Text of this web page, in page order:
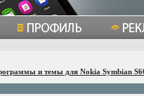
и темы для Nokia Symbian